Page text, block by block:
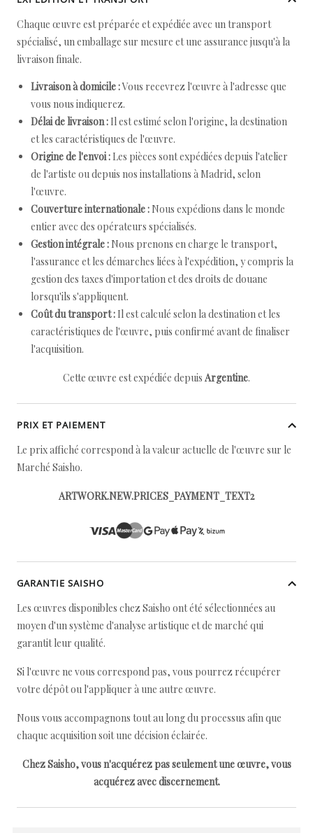
Chaque œuvre est préparée et expédiée avec un transport
spécialisé, un emballage sur mesure et une assurance jusqu'à la
livraison finale.
Livraison à domicile :Vous recevrez l'œuvre à l'adresse que
vous nous indiquerez.
Délai de livraison : Il est estimé selon l'origine, la destination
et les caractéristiques de l'œuvre.
Origine de l'envoi : Les pièces sont expédiées depuis l'atelier
de l'artiste ou depuis nos installations à Madrid, selon
l'œuvre.
Couverture internationale : Nous expédions dans le monde
entier avec des opérateurs spécialisés.
Gestion intégrale : Nous prenons en charge le transport,
l'assurance et les démarches liées à l'expédition, y compris la
gestion des taxes d'importation et des droits de douane
lorsqu'ils s'appliquent.
Coût du transport : Il est calculé selon la destination et les
caractéristiques de l'œuvre, puis confirmé avant de finaliser
l'acquisition.
Cette œuvre est expédiée depuis Argentine.
PRIX ET PAIEMENT
Le prix affiché correspond à la valeur actuelle de l'œuvre sur le
Marché Saisho.
ARTWORK.NEW.PRICES_PAYMENT_TEXT2
GARANTIE SAISHO
Les œuvres disponibles chez Saisho ont été sélectionnées au
moyen d'un système d'analyse artistique et de marché qui
garantit leur qualité.
Si l'œuvre ne vous correspond pas, vous pourrez récupérer
votre dépôt ou l'appliquer à une autre œuvre.
Nous vous accompagnons tout au long du processus afin que
chaque acquisition soit une décision éclairée.
Chez Saisho, vous n'acquérez pas seulement une œuvre, vous
acquérez avec discernement.